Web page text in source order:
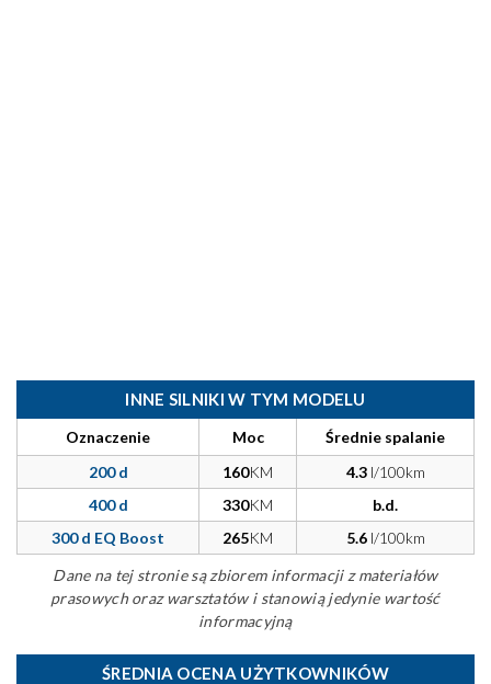
INNE SILNIKI W TYM MODELU
Oznaczenie Moc
Średnie spalanie
200 d
160KM 4.3l/100km
400 d
330KM
b.d.
300 d EQ Boost
265KM 5.6l/100km
Dane na tej stronie są zbiorem informacji z materiałów
prasowych oraz warsztatów i stanowią jedynie wartość
informacyjną
ŚREDNIA OCENA UŻYTKOWNIKÓW